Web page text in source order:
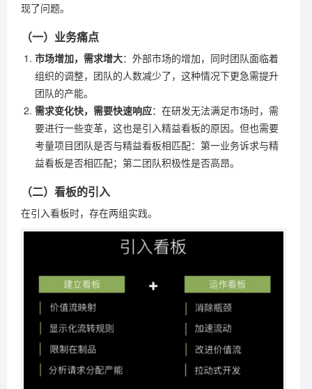
现了问题。
（一）业务痛点
市场增加，需求增大：外部市场的增加，同时团队面临着
组织的调整，团队的人数减少了，这种情况下更急需提升
团队的产能。
需求变化快，需要快速响应：在研发无法满足市场时，需
要进行一些变革，这也是引入精益看板的原因。但也需要
考量项目团队是否与精益看板相匹配：第一业务诉求与精
益看板是否相匹配；第二团队积极性是否高昂。
（二）看板的引入
在引入看板时，存在两组实践。